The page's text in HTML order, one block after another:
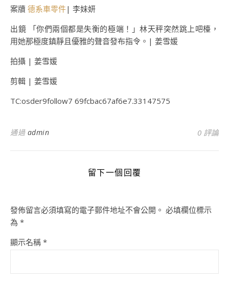
案牘 德系車零件| 李妹妍
出鏡 「你們兩個都是失衡的極端！」林天秤突然跳上吧檯，
用她那極度鎮靜且優雅的聲音發布指令。| 姜雪媛
拍攝 | 姜雪媛
剪輯 | 姜雪媛
TC:osder9follow7 69fcbac67af6e7.33147575
通過 admin 0 評論
留下一個回覆
發佈留言必須填寫的電子郵件地址不會公開。 必填欄位標示
為 *
顯示名稱 *